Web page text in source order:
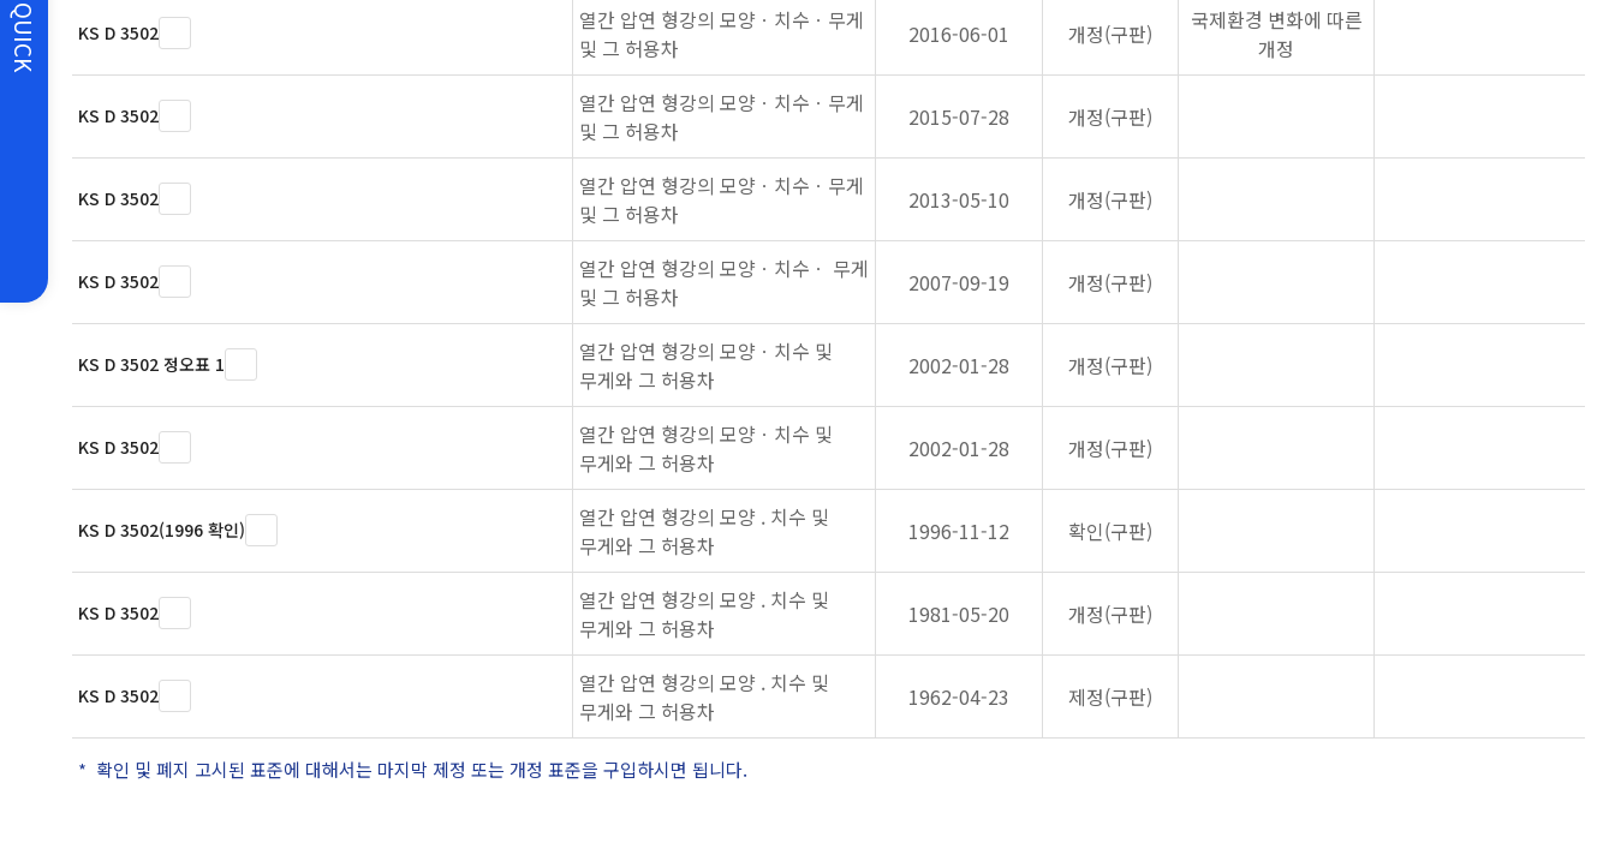
QUICK KS D 3502
열간 압연 형강의 모양ㆍ치수ㆍ무게
및 그 허용차
2016-06-01 개정(구판)
국제환경 변화에 따른
개정
KS D 3502
열간 압연 형강의 모양ㆍ치수ㆍ무게
및 그 허용차
2015-07-28 개정(구판)
KS D 3502
열간 압연 형강의 모양ㆍ치수ㆍ무게
및 그 허용차
2013-05-10 개정(구판)
KS D 3502
열간 압연 형강의 모양ㆍ치수ㆍ 무게
및 그 허용차
2007-09-19 개정(구판)
KS D 3502 정오표 1
열간 압연 형강의 모양ㆍ치수 및
무게와 그 허용차
2002-01-28 개정(구판)
KS D 3502
열간 압연 형강의 모양ㆍ치수 및
무게와 그 허용차
2002-01-28 개정(구판)
KS D 3502(1996 확인)
열간 압연 형강의 모양 . 치수 및
무게와 그 허용차
1996-11-12 확인(구판)
KS D 3502
열간 압연 형강의 모양 . 치수 및
무게와 그 허용차
1981-05-20 개정(구판)
KS D 3502
열간 압연 형강의 모양 . 치수 및
무게와 그 허용차
1962-04-23 제정(구판)
확인 및 폐지 고시된 표준에 대해서는 마지막 제정 또는 개정 표준을 구입하시면 됩니다.